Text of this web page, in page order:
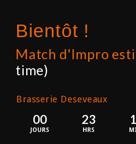
Bientôt !
Match d'Impro
time)
Brasserie Deseveaux
00
JOURS
23
HRS